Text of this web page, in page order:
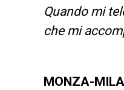
Quando mi
che mi
MONZA-